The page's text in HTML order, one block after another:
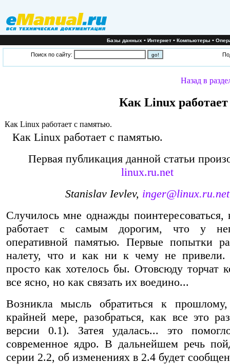
Базы данных•Интернет•Компьютеры•
Поиск по сайту:
Назад в
Как Linux
Как Linux работает с памятью.
Как Linux работает с памятью.
Первая публикация данной статьи
linux.ru.net
Stanislav Ievlev, inger@linux.ru.net
Случилось мне однажды поинтересоваться,
работает с самым дорогим, что у
оперативной памятью. Первые попытки
налету, что и как ни к чему не
просто как хотелось бы. Отовсюду торчат
все ясно, но как связать их воедино...
Возникла мысль обратиться к
крайней мере, разобраться, как все это
версии 0.1). Затея удалась... это
современное ядро. В дальнейшем речь
серии 2.2, об изменениях в 2.4 будет